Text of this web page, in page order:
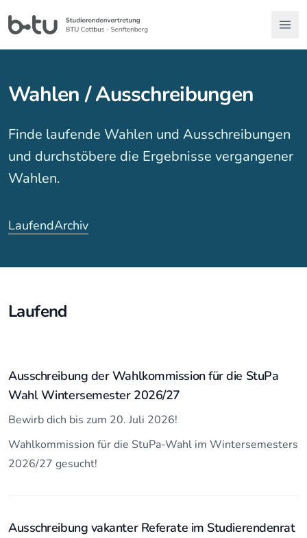
Wahlen / Ausschreibungen
Finde laufende Wahlen und Ausschreibungen
und durchstöbere die Ergebnisse vergangener
Wahlen.
LaufendArchiv
Laufend
Ausschreibung der Wahlkommission für die StuPa
Wahl Wintersemester 2026/27
Bewirb dich bis zum 20. Juli 2026!
Wahlkommission für die StuPa-Wahl im Wintersemesters
2026/27 gesucht!
Ausschreibung vakanter Referate im Studierendenrat